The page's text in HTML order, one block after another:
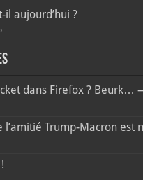
il aujourd’hui ?
dans Firefox ? Beurk…
l’amitié Trump-Macron est